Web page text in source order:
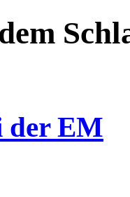
der EM